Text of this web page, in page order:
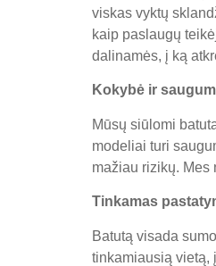
viskas vyktų
kaip paslaugų
dalinamės, į ką
Kokybė ir
Mūsų siūlomi
modeliai turi
mažiau rizikų. Mes
Tinkamas
Batutą visada
tinkamiausią vietą,